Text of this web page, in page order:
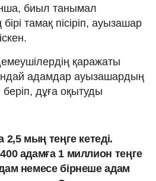
биыл танымал
тамақ пісіріп, ауызашар
қаражаты
адамдар ауызашардың
дұға оқытуды
2,5 мың теңге кетеді.
адамға 1 миллион теңге
немесе бірнеше адам